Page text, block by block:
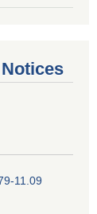
11.09